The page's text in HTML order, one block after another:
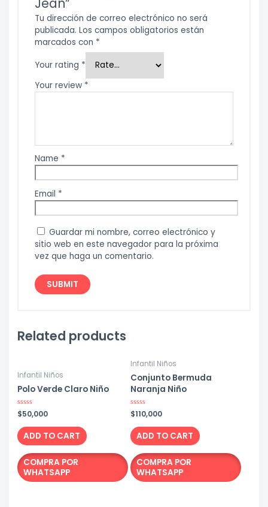
Tu dirección de correo electrónico no será
publicada. Los campos obligatorios están
marcados con *
Your rating *
Your review *
Name *
Email *
Guardar mi nombre, correo electrónico y
sitio web en este navegador para la próxima
vez que haga un comentario.
Related products
Infantil Niños
Polo Verde Claro Niño
Rated
0
out
of
5
$50,000
ADD TO CART
COMPRA POR
WHATSAPP
Infantil Niños
Conjunto Bermuda
Naranja Niño
Rated
0
out
of
5
$110,000
ADD TO CART
COMPRA POR
WHATSAPP